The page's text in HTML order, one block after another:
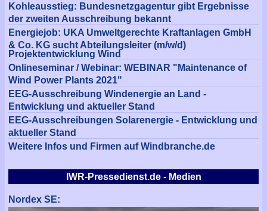
Kohleausstieg: Bundesnetzgagentur gibt Ergebnisse
der zweiten Ausschreibung bekannt
Energiejob: UKA Umweltgerechte Kraftanlagen GmbH
& Co. KG sucht Abteilungsleiter (m/w/d)
Projektentwicklung Wind
Onlineseminar / Webinar: WEBINAR "Maintenance of
Wind Power Plants 2021"
EEG-Ausschreibung Windenergie an Land -
Entwicklung und aktueller Stand
EEG-Ausschreibungen Solarenergie - Entwicklung und
aktueller Stand
Weitere Infos und Firmen auf Windbranche.de
IWR-Pressedienst.de - Medien
Nordex SE: